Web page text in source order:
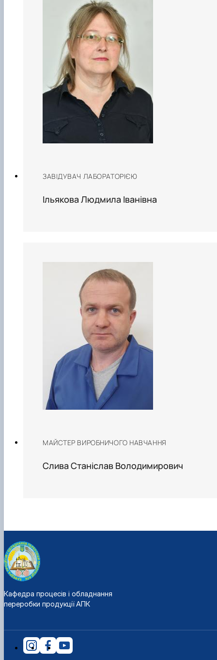
ЗАВІДУВАЧ ЛАБОРАТОРІЄЮ
Ільякова Людмила Іванівна
МАЙСТЕР ВИРОБНИЧОГО НАВЧАННЯ
Слива Станіслав Володимирович
Кафедра процесів і обладнання
переробки продукції АПК